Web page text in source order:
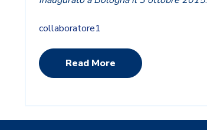
collaboratore1
Read More